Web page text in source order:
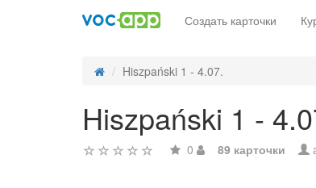
Создать карточки
Hiszpański 1 - 4.07.
Hiszpański 1 -
0 89 карточки